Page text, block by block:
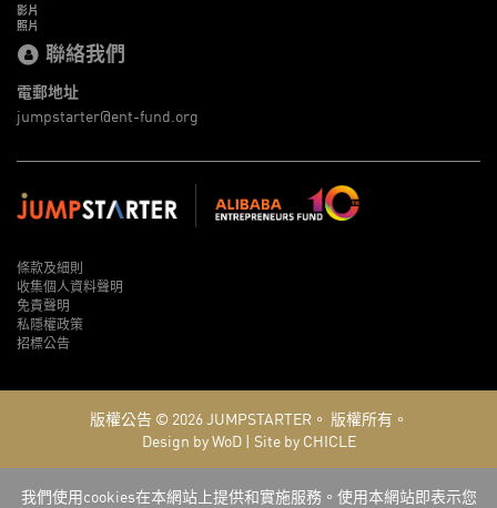
影片
照片
聯絡我們
電郵地址
jumpstarter@ent-fund.org
條款及細則
收集個人資料聲明
免責聲明
私隱權政策
招標公告
版權公告 © 2026JUMPSTARTER。 版權所有。
Design by WoD| Site by CHICLE
我們使用cookies在本網站上提供和實施服務。使用本網站即表示您